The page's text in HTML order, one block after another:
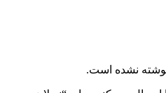
نشده است.